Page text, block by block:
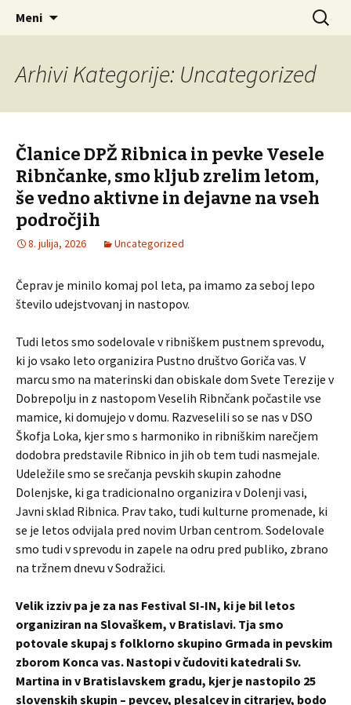
DPŽ – Ribnica
Društvo podeželskih žena Ribnica
Meni Išči:
Arhivi Kategorije: Uncategorized
Članice DPŽ Ribnica in pevke Vesele
Ribnčanke, smo kljub zrelim letom,
še vedno aktivne in dejavne na vseh
področjih
8. julija, 2026 Uncategorized
Čeprav je minilo komaj pol leta, pa imamo za seboj lepo
število udejstvovanj in nastopov.
Tudi letos smo sodelovale v ribniškem pustnem sprevodu,
ki jo vsako leto organizira Pustno društvo Goriča vas. V
marcu smo na materinski dan obiskale dom Svete Terezije v
Dobrepolju in z nastopom Veselih Ribnčank počastile vse
mamice, ki domujejo v domu. Razveselili so se nas v DSO
Škofja Loka, kjer smo s harmoniko in ribniškim narečjem
dodobra predstavile Ribnico in jih ob tem tudi nasmejale.
Udeležile smo se srečanja pevskih skupin zahodne
Dolenjske, ki ga tradicionalno organizira v Dolenji vasi,
Javni sklad Ribnica. Prav tako, tudi kulturne promenade, ki
se je letos odvijala pred novim Urban centrom. Sodelovale
smo tudi v sprevodu in zapele na odru pred publiko, zbrano
na tržnem dnevu v Sodražici.
Velik izziv pa je za nas Festival SI-IN, ki je bil letos
organiziran na Slovaškem, v Bratislavi. Tja smo
potovale skupaj s folklorno skupino Grmada in pevskim
zborom Konca vas. Nastopi v čudoviti katedrali Sv.
Martina in v Bratislavskem gradu, kjer je nastopilo 25
slovenskih skupin – pevcev, plesalcev in citrarjev, bodo